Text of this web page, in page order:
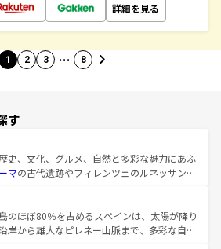
詳細を見る
1 2 3 … 8
す
史、文化、グルメ、自然と多彩な魅力にあふ
マの古代遺跡やフィレンツェのルネッサンス
ーナの美しい田園風景やアマルフィ海岸の絶
景観も見逃せない。観光の合間には、本場の
など、絶品のイタリア料理を堪能することも
のほぼ80％を占めるスペインは、太陽が降り
岸から雄大なピレネー山脈まで、多彩な自然